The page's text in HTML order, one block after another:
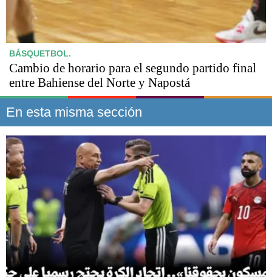
BÁSQUETBOL.
Cambio de horario para el segundo partido final
entre Bahiense del Norte y Napostá
En esta misma sección